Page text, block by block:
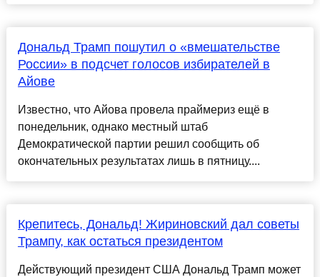
Дональд Трамп пошутил о «вмешательстве
России» в подсчет голосов избирателей в
Айове
Известно, что Айова провела праймериз ещё в
понедельник, однако местный штаб
Демократической партии решил сообщить об
окончательных результатах лишь в пятницу....
Крепитесь, Дональд! Жириновский дал советы
Трампу, как остаться президентом
Действующий президент США Дональд Трамп может